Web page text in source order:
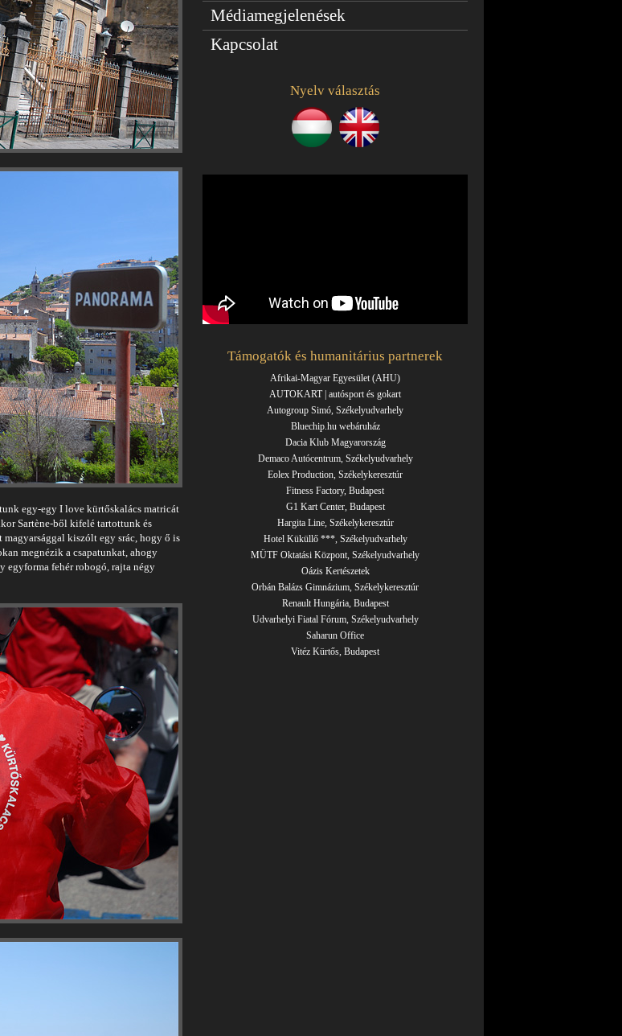
egy-egy I love kürtőskalács matricát
Sartène-ből kifelé tartottunk és
kiszólt egy srác, hogy ő is
megnézik a csapatunkat, ahogy
egyforma fehér robogó, rajta négy
Médiamegjelenések
Kapcsolat
Nyelv választás
Támogatók és humanitárius partnerek
Afrikai-Magyar Egyesület (AHU)
AUTOKART | autósport és gokart
Autogroup Simó, Székelyudvarhely
Bluechip.hu webáruház
Dacia Klub Magyarország
Demaco Autócentrum, Székelyudvarhely
Eolex Production, Székelykeresztúr
Fitness Factory, Budapest
G1 Kart Center, Budapest
Hargita Line, Székelykeresztúr
Hotel Küküllő ***, Székelyudvarhely
MÜTF Oktatási Központ, Székelyudvarhely
Oázis Kertészetek
Orbán Balázs Gimnázium, Székelykeresztúr
Renault Hungária, Budapest
Udvarhelyi Fiatal Fórum, Székelyudvarhely
Saharun Office
Vitéz Kürtős, Budapest